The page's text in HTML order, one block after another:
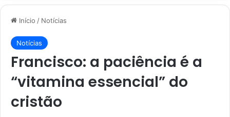
Início / Notícias
Notícias
Francisco: a paciência é a
“vitamina essencial” do
cristão